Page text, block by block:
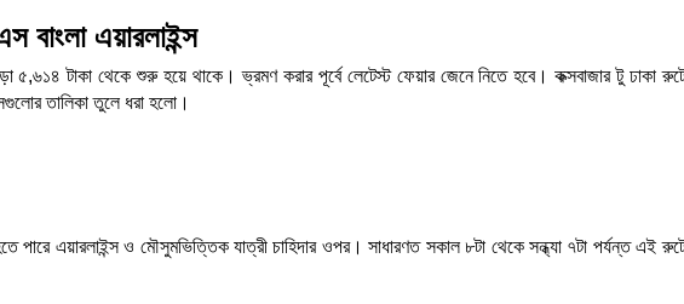
বাংলা এয়ারলাইন্স
৫,৬১৪ টাকা থেকে শুরু হয়ে থাকে। ভ্রমণ করার পূর্বে লেটেস্ট ফেয়ার জেনে নিতে হবে। কক্সবাজার টু ঢাকা
তালিকা তুলে ধরা হলো।
হতে পারে এয়ারলাইন্স ও মৌসুমভিত্তিক যাত্রী চাহিদার ওপর। সাধারণত সকাল ৮টা থেকে সন্ধ্যা ৭টা পর্যন্ত এই